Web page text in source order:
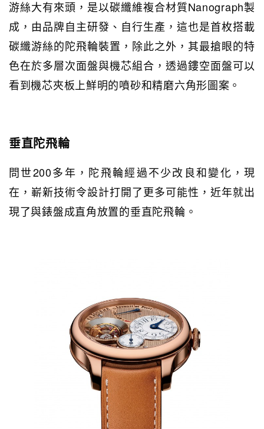
游絲大有來頭，是以碳纖維複合材質Nanograph製
成，由品牌自主研發、自行生產，這也是首枚搭載
碳纖游絲的陀飛輪裝置，除此之外，其最搶眼的特
色在於多層次面盤與機芯組合，透過鏤空面盤可以
看到機芯夾板上鮮明的噴砂和精磨六角形圖案。
垂直陀飛輪
問世200多年，陀飛輪經過不少改良和變化，現
在，嶄新技術令設計打開了更多可能性，近年就出
現了與錶盤成直角放置的垂直陀飛輪。